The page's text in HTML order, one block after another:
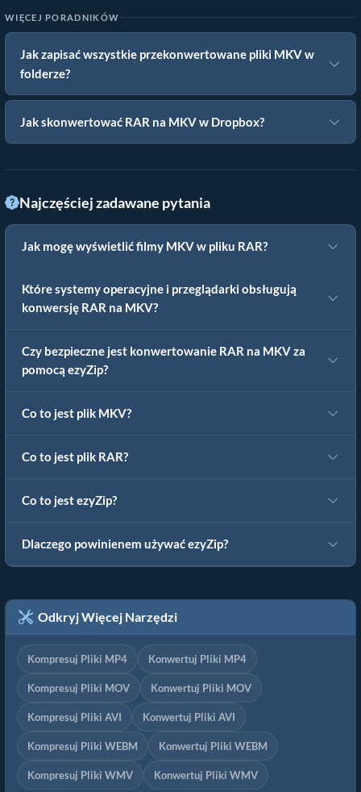
WIĘCEJ PORADNIKÓW
Jak zapisać wszystkie przekonwertowane pliki MKV w
folderze?
Jak skonwertować RAR na MKV w Dropbox?
Najczęściej zadawane pytania
Jak mogę wyświetlić filmy MKV w pliku RAR?
Które systemy operacyjne i przeglądarki obsługują
konwersję RAR na MKV?
Czy bezpieczne jest konwertowanie RAR na MKV za
pomocą ezyZip?
Co to jest plik MKV?
Co to jest plik RAR?
Co to jest ezyZip?
Dlaczego powinienem używać ezyZip?
Odkryj Więcej Narzędzi
Kompresuj Pliki MP4 Konwertuj Pliki MP4
Kompresuj Pliki MOV Konwertuj Pliki MOV
Kompresuj Pliki AVI Konwertuj Pliki AVI
Kompresuj Pliki WEBM Konwertuj Pliki WEBM
Kompresuj Pliki WMV Konwertuj Pliki WMV